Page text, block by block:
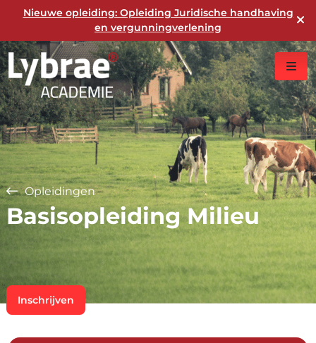
Nieuwe opleiding: Opleiding Juridische handhaving
en vergunningverlening
Opleidingen
Basisopleiding Milieu
Inschrijven